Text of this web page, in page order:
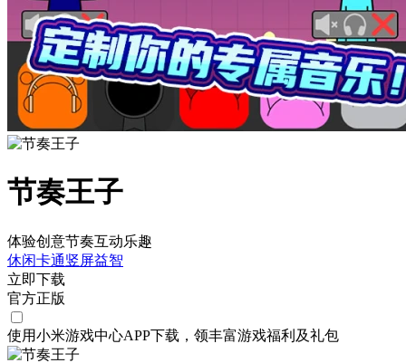
节奏王子
体验创意节奏互动乐趣
休闲卡通竖屏益智
立即下载
官方正版
使用小米游戏中心APP下载 ，领丰富游戏福利 及礼包